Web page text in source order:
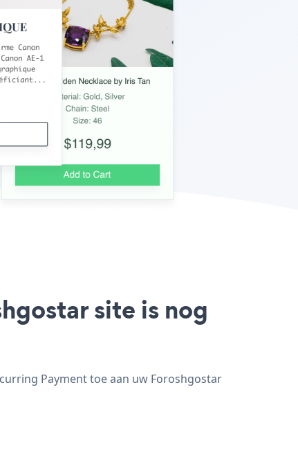
site is nog
Payment toe aan uw Foroshgostar